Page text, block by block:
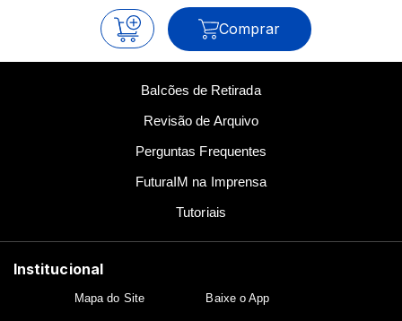
Comprar
Balcões de Retirada
Revisão de Arquivo
Perguntas Frequentes
FuturaIM na Imprensa
Tutoriais
Institucional
Mapa do Site Baixe o App